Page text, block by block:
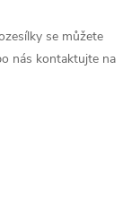
se můžete
nás kontaktujte na